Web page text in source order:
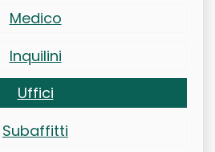
Medico
Inquilini
Uffici
Subaffitti